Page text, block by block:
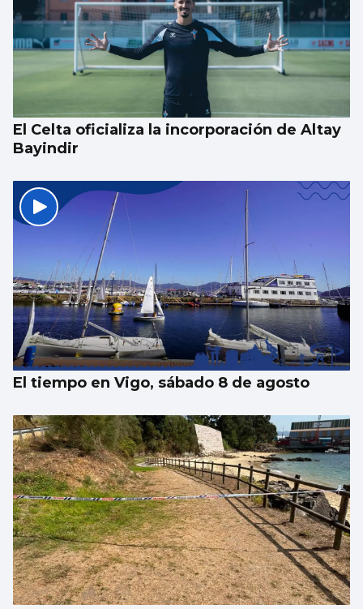
Investigan por asesinato al detenido por un
atropello mortal intencionado en Ames
El Celta oficializa la incorporación de Altay
Bayindir
El tiempo en Vigo, sábado 8 de agosto